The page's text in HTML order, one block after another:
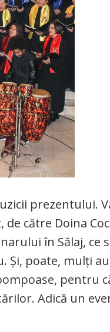
prezentului.
către Doina
în Sălaj, ce
Și, poate, mulți
pentru
Adică un